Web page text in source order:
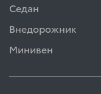
Седан
Внедорожник
Минивен